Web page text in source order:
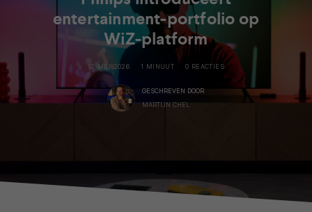
entertainment-portfolio op
WiZ-platform
12 MEI 2026 1 MINUUT 0 REACTIES
GESCHREVEN DOOR
MARTIJN CHEL